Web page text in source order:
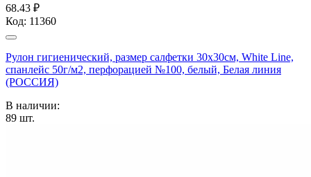
68.43 ₽
Код: 11360
Рулон гигиенический, размер салфетки 30х30см, White Line,
спанлейс 50г/м2, перфорацией №100, белый, Белая линия
(РОССИЯ)
В наличии:
89 шт.